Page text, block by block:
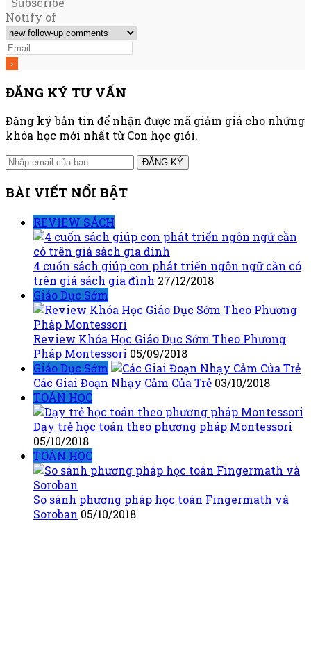
Notify of
ĐĂNG KÝ TƯ VẤN
Đăng ký bản tin để nhận được mã giảm giá cho những
khóa học mới nhất từ Con học giỏi.
ĐĂNG KÝ
BÀI VIẾT NỔI BẬT
REVIEW SÁCH
4 cuốn sách giúp con phát triển ngôn ngữ cần có
trên giá sách gia đình 27/12/2018
Giáo Dục Sớm
Review Khóa Học Giáo Dục Sớm Theo Phương
Pháp Montessori 05/09/2018
Giáo Dục Sớm
Các Giai Đoạn Nhạy Cảm Của Trẻ 03/10/2018
TOÁN HỌC
Dạy trẻ học toán theo phương pháp Montessori
05/10/2018
TOÁN HỌC
So sánh phương pháp học toán Fingermath và
Soroban 05/10/2018